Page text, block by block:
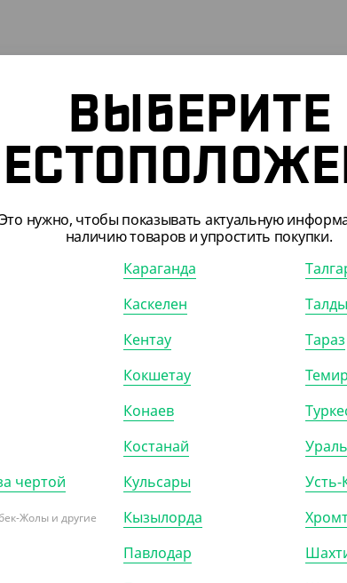
₸
плоским дном, крафт,
1 120 1 200₸
(11.20
Пакет с V дном, белый,
ВЫБЕРИТЕ
нужно, чтобы показывать актуальную
наличию товаров и упростить покупки.
чертой
Жолы и другие
Караганда
Каскелен
Кентау
Кокшетау
Конаев
Костанай
Кульсары
Кызылорда
Павлодар
Тараз
Усть-